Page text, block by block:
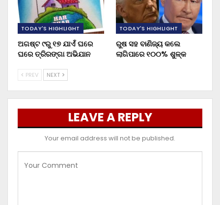
TODAY'S HIGHLIGHT
ଅଗଷ୍ଟ ୯ରୁ ୧୭ ଯାଏଁ ଘରେ
ଘରେ ତ୍ରିରଙ୍ଗା ଅଭିଯାନ
TODAY'S HIGHLIGHT
ରୁଷ ସହ ବାଣିଜ୍ୟ କଲେ
ଲାଗିପାରେ ୧୦୦% ଶୁଳ୍କ
PREV NEXT
LEAVE A REPLY
Your email address will not be published.